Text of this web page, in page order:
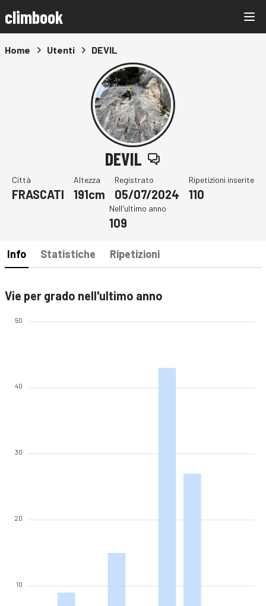
climbook
Home Utenti DEVIL
DEVIL
Città
FRASCATI
Altezza
191cm
Registrato
05/07/2024
Ripetizioni inserite
110
Nell'ultimo anno
109
Info Statistiche Ripetizioni
Vie per grado nell'ultimo anno
50
40
30
20
10